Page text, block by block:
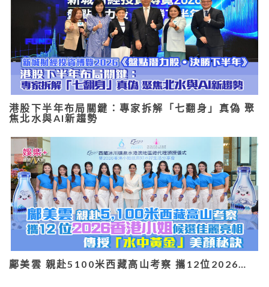
港股下半年布局關鍵：專家拆解「七翻身」真偽 聚
焦北水與AI新趨勢
鄺美雲 親赴5100米西藏高山考察 攜12位2026…